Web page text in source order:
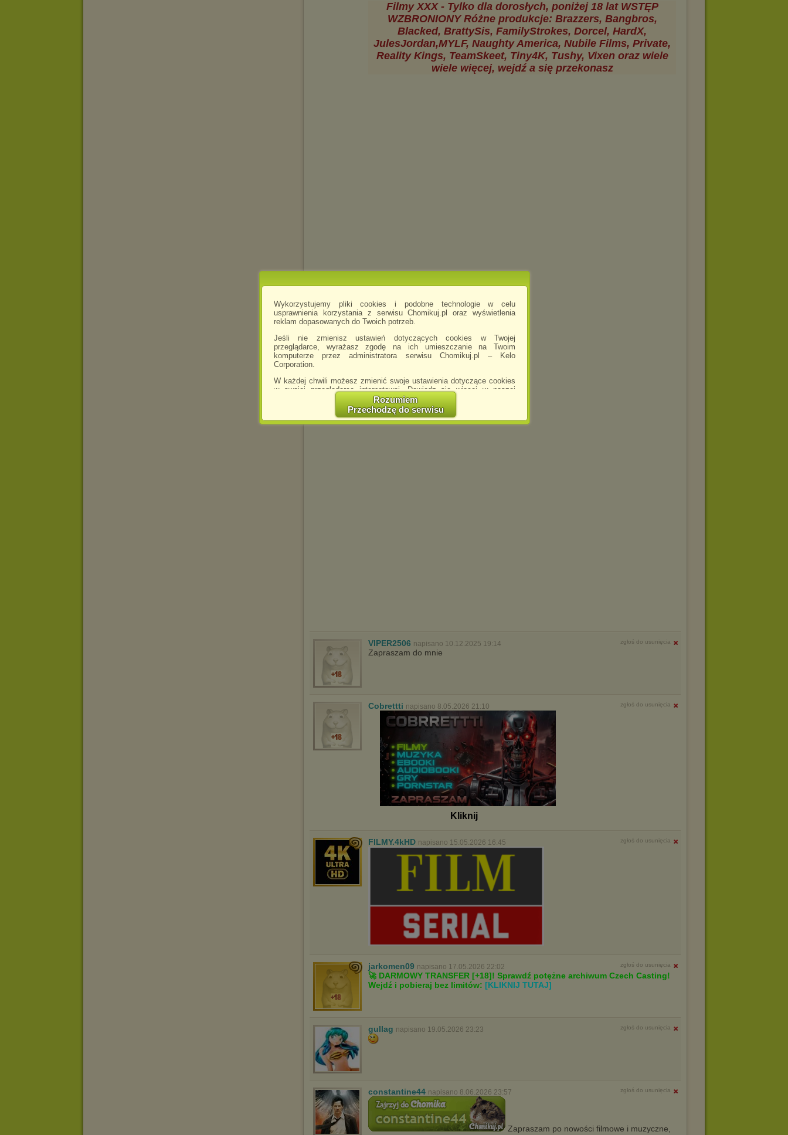
Wykorzystujemy pliki cookies i podobne technologie w celu
usprawnienia korzystania z serwisu Chomikuj.pl oraz wyświetlenia
reklam dopasowanych do Twoich potrzeb.
Jeśli nie zmienisz ustawień dotyczących cookies w Twojej
przeglądarce, wyrażasz zgodę na ich umieszczanie na Twoim
komputerze przez administratora serwisu Chomikuj.pl – Kelo
Corporation.
W każdej chwili możesz zmienić swoje ustawienia dotyczące cookies
w swojej przeglądarce internetowej. Dowiedz się więcej w naszej
http://chomikuj.pl/PolitykaPrywatnosci.aspx
Jednocześnie informujemy że zmiana ustawień przeglądarki może
spowodować ograniczenie korzystania ze strony Chomikuj.pl.
Rozumiem
Przechodzę do serwisu
Filmy XXX - Tylko dla dorosłych, poniżej 18 lat WSTĘP
WZBRONIONY Różne produkcje: Brazzers, Bangbros,
Blacked, BrattySis, FamilyStrokes, Dorcel, HardX,
JulesJordan,MYLF, Naughty America, Nubile Films, Private,
Reality Kings, TeamSkeet, Tiny4K, Tushy, Vixen oraz wiele
wiele więcej, wejdź a się przekonasz
VIPER2506 napisano 10.12.2025 19:14 zgłoś do usunięcia
Zapraszam do mnie
Cobrettti napisano 8.05.2026 21:10 zgłoś do usunięcia
Kliknij
FILMY.4kHD napisano 15.05.2026 16:45 zgłoś do usunięcia
jarkomen09 napisano 17.05.2026 22:02 zgłoś do usunięcia
🚀 DARMOWY TRANSFER [+18]! Sprawdź potężne archiwum Czech Casting!
Wejdź i pobieraj bez limitów: [KLIKNIJ TUTAJ]
gullag napisano 19.05.2026 23:23 zgłoś do usunięcia
constantine44 napisano 8.06.2026 23:57 zgłoś do usunięcia
Zapraszam po nowości filmowe i muzyczne,